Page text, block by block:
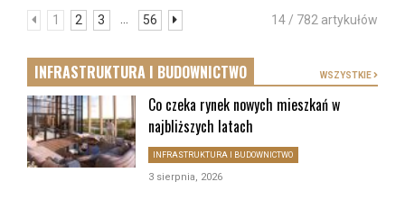
1 2 3 56 14 / 782 artykułów
INFRASTRUKTURA I BUDOWNICTWO WSZYSTKIE
Co czeka rynek nowych mieszkań w
najbliższych latach
INFRASTRUKTURA I BUDOWNICTWO
3 sierpnia, 2026